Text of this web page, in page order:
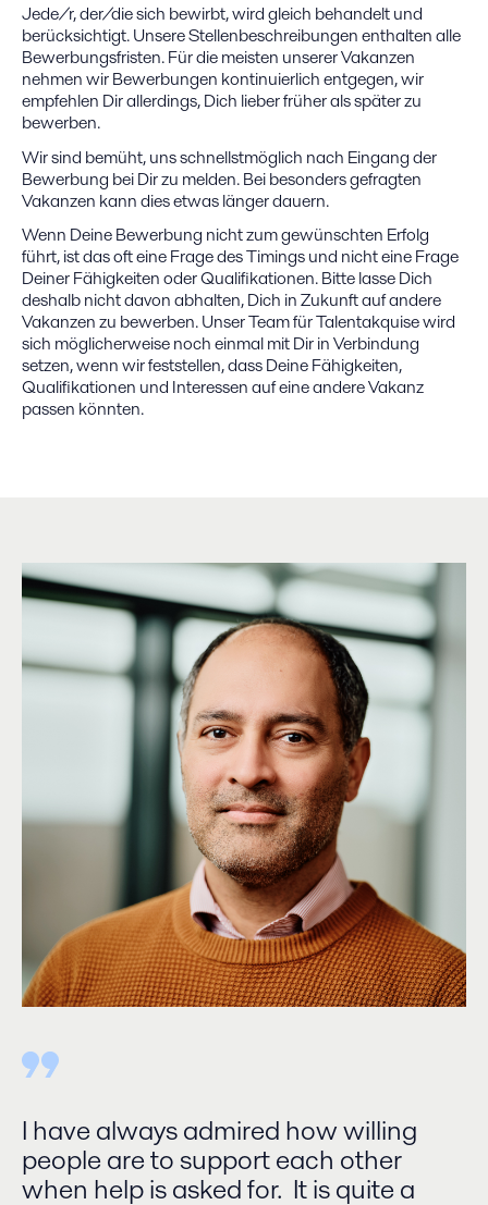
Jede/r, der/die sich bewirbt, wird gleich behandelt und
berücksichtigt. Unsere Stellenbeschreibungen enthalten alle
Bewerbungsfristen. Für die meisten unserer Vakanzen
nehmen wir Bewerbungen kontinuierlich entgegen, wir
empfehlen Dir allerdings, Dich lieber früher als später zu
bewerben.
Wir sind bemüht, uns schnellstmöglich nach Eingang der
Bewerbung bei Dir zu melden. Bei besonders gefragten
Vakanzen kann dies etwas länger dauern.
Wenn Deine Bewerbung nicht zum gewünschten Erfolg
führt, ist das oft eine Frage des Timings und nicht eine Frage
Deiner Fähigkeiten oder Qualifikationen. Bitte lasse Dich
deshalb nicht davon abhalten, Dich in Zukunft auf andere
Vakanzen zu bewerben. Unser Team für Talentakquise wird
sich möglicherweise noch einmal mit Dir in Verbindung
setzen, wenn wir feststellen, dass Deine Fähigkeiten,
Qualifikationen und Interessen auf eine andere Vakanz
passen könnten.
I have always admired how willing
people are to support each other
when help is asked for. It is quite a